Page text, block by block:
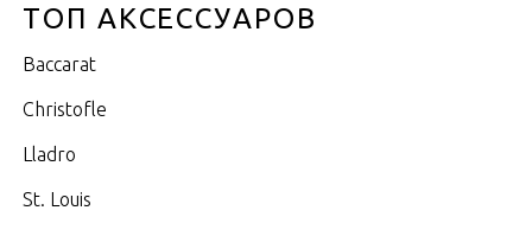
ТОП АКСЕССУАРОВ
Baccarat
Christofle
Lladro
St. Louis